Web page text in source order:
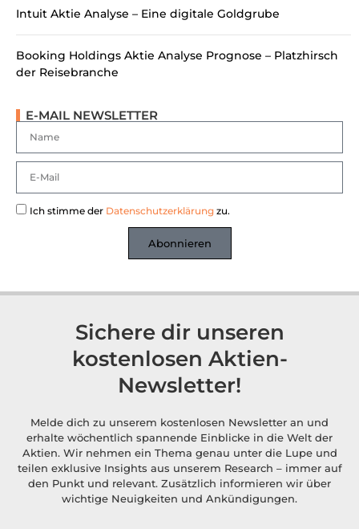
Intuit Aktie Analyse – Eine digitale Goldgrube
Booking Holdings Aktie Analyse Prognose – Platzhirsch
der Reisebranche
E-MAIL NEWSLETTER
Ich stimme der Datenschutzerklärung zu.
Abonnieren
Sichere dir unseren
kostenlosen Aktien-
Newsletter!
Melde dich zu unserem kostenlosen Newsletter an und
erhalte wöchentlich spannende Einblicke in die Welt der
Aktien. Wir nehmen ein Thema genau unter die Lupe und
teilen exklusive Insights aus unserem Research – immer auf
den Punkt und relevant. Zusätzlich informieren wir über
wichtige Neuigkeiten und Ankündigungen.